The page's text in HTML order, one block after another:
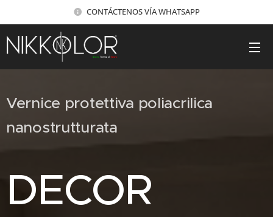
CONTÁCTENOS VÍA WHATSAPP
Vernice protettiva poliacrilica
nanostrutturata
DECOR